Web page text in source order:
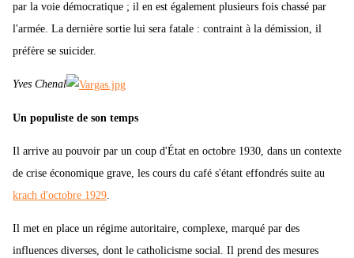
par la voie démocratique ; il en est également plusieurs fois chassé par
l'armée. La dernière sortie lui sera fatale : contraint à la démission, il
préfère se suicider.
Yves Chenal
Un populiste de son temps
Il arrive au pouvoir par un coup d'État en octobre 1930, dans un contexte
de crise économique grave, les cours du café s'étant effondrés suite au
krach d'octobre 1929.
Il met en place un régime autoritaire, complexe, marqué par des
influences diverses, dont le catholicisme social. Il prend des mesures